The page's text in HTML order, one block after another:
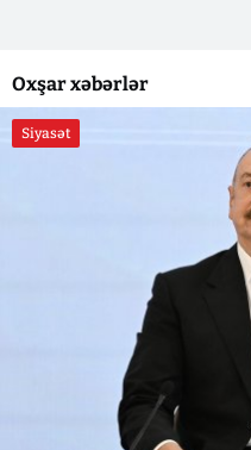
Oxşar xəbərlər
Siyasət